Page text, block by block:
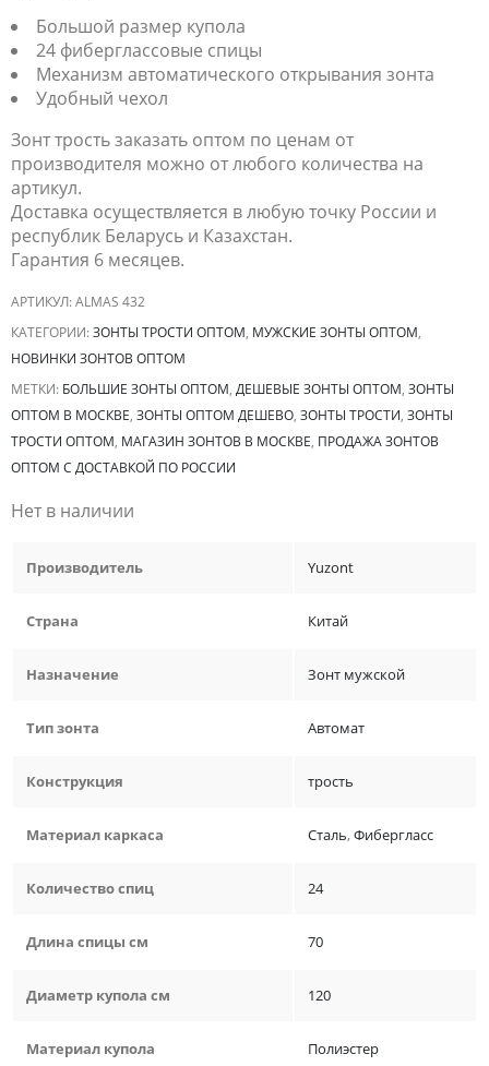
Большой размер купола
24 фиберглассовые спицы
Механизм автоматического открывания зонта
Удобный чехол
Зонт трость заказать оптом по ценам от
производителя можно от любого количества на
артикул.
Доставка осуществляется в любую точку России и
республик Беларусь и Казахстан.
Гарантия 6 месяцев.
АРТИКУЛ:ALMAS 432
КАТЕГОРИИ:ЗОНТЫ ТРОСТИ ОПТОМ, МУЖСКИЕ ЗОНТЫ ОПТОМ,
НОВИНКИ ЗОНТОВ ОПТОМ
МЕТКИ: БОЛЬШИЕ ЗОНТЫ ОПТОМ, ДЕШЕВЫЕ ЗОНТЫ ОПТОМ, ЗОНТЫ
ОПТОМ В МОСКВЕ, ЗОНТЫ ОПТОМ ДЕШЕВО, ЗОНТЫ ТРОСТИ, ЗОНТЫ
ТРОСТИ ОПТОМ, МАГАЗИН ЗОНТОВ В МОСКВЕ, ПРОДАЖА ЗОНТОВ
ОПТОМ С ДОСТАВКОЙ ПО РОССИИ
Нет в наличии
Производитель Yuzont
Страна Китай
Назначение Зонт мужской
Тип зонта Автомат
Конструкция трость
Материал каркаса Сталь,Фибергласс
Количество спиц 24
Длина спицы см 70
Диаметр купола см 120
Материал купола Полиэстер